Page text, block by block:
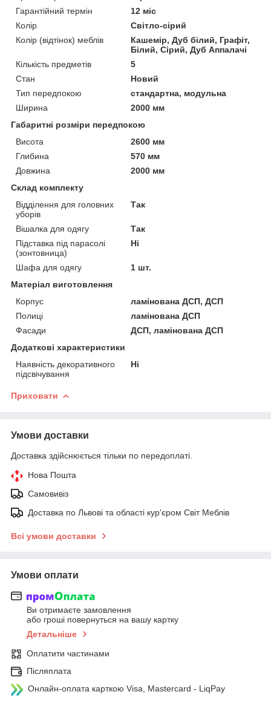
Гарантійний термін
12 міс
Колір
Світло-сірий
Колір (відтінок) меблів
Кашемір, Дуб білий, Графіт,
Білий, Сірий, Дуб Аппалачі
Кількість предметів
5
Стан
Новий
Тип передпокою
стандартна, модульна
Ширина
2000 мм
Габаритні розміри передпокою
Висота
2600 мм
Глибина
570 мм
Довжина
2000 мм
Склад комплекту
Відділення для головних
уборів
Так
Вішалка для одягу
Так
Підставка під парасолі
(зонтовница)
Ні
Шафа для одягу
1 шт.
Матеріал виготовлення
Корпус
ламінована ДСП, ДСП
Полиці
ламінована ДСП
Фасади
ДСП, ламінована ДСП
Додаткові характеристики
Наявність декоративного
підсвічування
Ні
Приховати
Умови доставки
Доставка здійснюється тільки по передоплаті.
Нова Пошта
Самовивіз
Доставка по Львові та області кур'єром Світ Меблів
Всі умови доставки
Умови оплати
Ви отримаєте замовлення
або гроші повернуться на вашу картку
Детальніше
Оплатити частинами
Післяплата
Онлайн-оплата карткою Visa, Mastercard - LiqPay